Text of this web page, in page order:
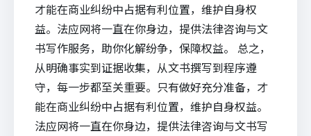
才能在商业纠纷中占据有利位置，维护自身权
益。法应网将一直在你身边，提供法律咨询与文
书写作服务，助你化解纷争，保障权益。 总之，
从明确事实到证据收集，从文书撰写到程序遵
守，每一步都至关重要。只有做好充分准备，才
能在商业纠纷中占据有利位置，维护自身权益。
法应网将一直在你身边，提供法律咨询与文书写